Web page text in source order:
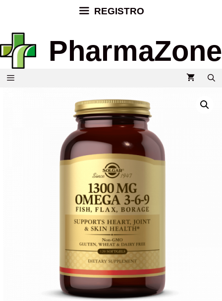
REGISTRO
PharmaZone